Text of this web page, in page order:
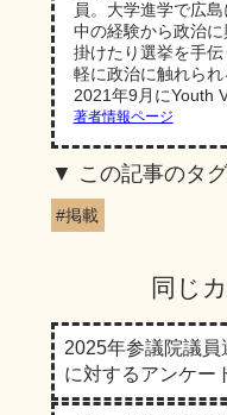
員。大学進学で広
中の経験から政治
掛けたり選挙を手
軽に政治に触れら
2021年9月にYouth
著者情報ページ
この記事のタ
#掲載
同じ
2025年参議院議
に対するアンケー